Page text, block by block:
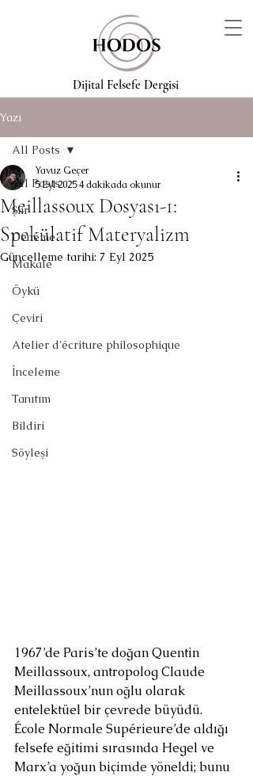
Dijital Felsefe Dergisi
Yazı
All Posts
Şiir
Deneme
Makale
Öykü
Çeviri
Atelier d'écriture philosophique
İnceleme
Tanıtım
Bildiri
Söyleşi
All Posts
Meillassoux Dosyası-1:
Spekülatif Materyalizm
Yavuz Geçer
5 Eyl 20254 dakikada okunur
Güncelleme tarihi: 7 Eyl 2025
1967’de Paris’te doğan Quentin
Meillassoux, antropolog Claude
Meillassoux’nun oğlu olarak
entelektüel bir çevrede büyüdü.
École Normale Supérieure’de aldığı
felsefe eğitimi sırasında Hegel ve
Marx’a yoğun biçimde yöneldi; bunu